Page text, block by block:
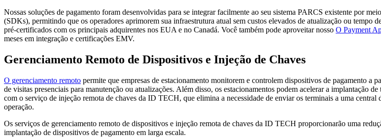
Nossas soluções de pagamento foram desenvolvidas para se integrar facilmente ao seu sistema PARCS existente por
(SDKs), permitindo que os operadores aprimorem sua infraestrutura atual sem custos elevados de atualização ou tempo
pré-certificados com os principais adquirentes nos EUA e no Canadá. Você também pode aproveitar nosso O Payment
meses em integração e certificações EMV.
Gerenciamento Remoto de Dispositivos e Injeção de Chaves
O gerenciamento remoto permite que empresas de estacionamento monitorem e controlem dispositivos de pagamento a
de visitas presenciais para manutenção ou atualizações. Além disso, os estacionamentos podem acelerar a implantação
com o serviço de injeção remota de chaves da ID TECH, que elimina a necessidade de enviar os terminais a uma central
operação.
Os serviços de gerenciamento remoto de dispositivos e injeção remota de chaves da ID TECH proporcionarão uma
implantação de dispositivos de pagamento em larga escala.